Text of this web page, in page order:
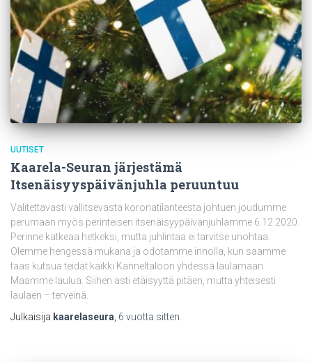
UUTISET
Kaarela-Seuran järjestämä
Itsenäisyyspäivänjuhla peruuntuu
Valitettavasti vallitsevasta koronatilanteesta johtuen joudumme
perumaan myös perinteisen itsenäisyypäivänjuhlamme 6.12.2020.
Perinne katkeaa hetkeksi, mutta juhlintaa ei tarvitse unohtaa.
Olemme hengessä mukana ja odotamme innolla, kun saamme
taas kutsua teidät kaikki Kanneltaloon yhdessä laulamaan
Maamme laulua. Siihen asti etäisyyttä pitäen, mutta yhteisesti
laulaen – terveinä.
Julkaisija kaarelaseura 6 vuotta sitten